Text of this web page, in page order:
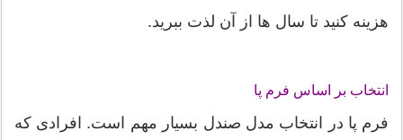
هزینه کنید تا سال ها از آن لذت ببرید.
انتخاب بر اساس فرم پا
فرم پا در انتخاب مدل صندل بسیار مهم است. افرادی که